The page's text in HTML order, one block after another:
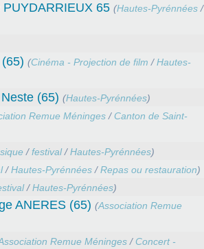
65 (Hautes-Pyrénnées/
(Cinéma - Projection de film /Hautes-
(65) (Hautes-Pyrénnées)
Remue Méninges/ Canton de Saint-
/festival/Hautes-Pyrénnées)
/Hautes-Pyrénnées/Repas ou restauration)
/Hautes-Pyrénnées)
ANERES (65) (Association Remue
Remue Méninges/ Concert -